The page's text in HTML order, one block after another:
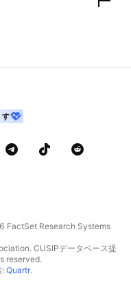
す
FactSet Research Systems
CUSIPデータベース提
reserved.
:Quartr.